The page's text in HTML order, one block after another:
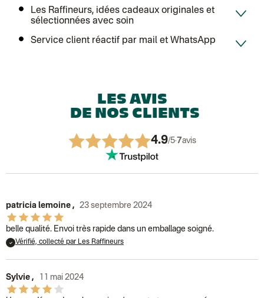
DPD colis suivi (expédition La Boîte Concept)
Colis suivi (expédition Loia)
Colissimo personnalisé
Colissimo suivi (expédition Connoisseur)
Colis suivi GLS (expédition Tikino)
Chronopost International
Chronopost - Livraison express à domicile
Colissimo suivi (expédition Toi-même)
Colissimo suivi (expédition April Eleven)
Chronopost - Livraison express à domicile: Colis livré en 1 à 3
Les Raffineurs, idées cadeaux originales et
sélectionnées avec soin
Service client réactif par mail et WhatsApp
LES AVIS
DE NOS CLIENTS
4.9/5· 7avis
patricia lemoine , 23 septembre 2024
belle qualité. Envoi très rapide dans un emballage soigné.
Vérifié, collecté par Les Raffineurs
Sylvie , 11 mai 2024